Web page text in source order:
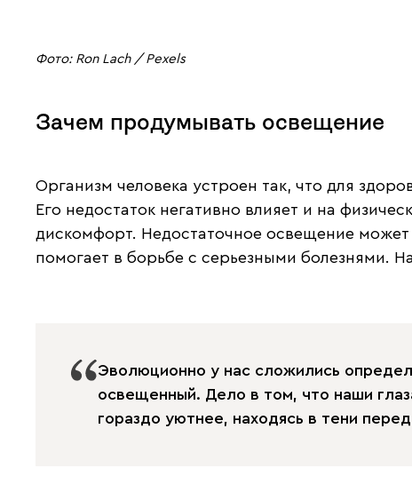
Фото: Ron Lach / Pexels
Зачем продумывать освещение
Организм человека устроен так, что для
Его недостаток негативно влияет и на
дискомфорт. Недостаточное освещение
помогает в борьбе с серьезными болезнями.
Эволюционно у нас сложились
освещенный. Дело в том, что наши
гораздо уютнее, находясь в тени